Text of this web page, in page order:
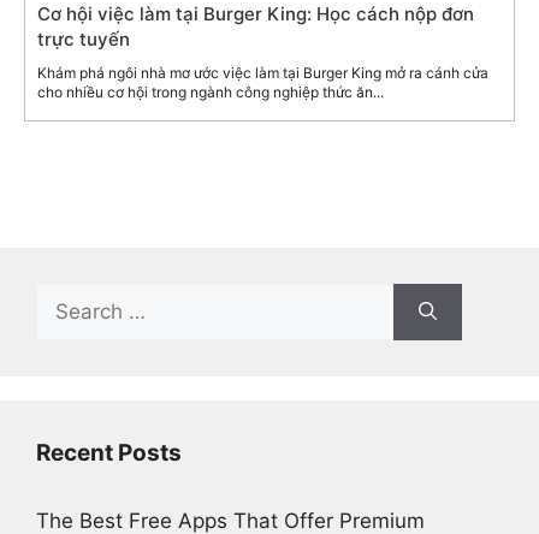
Cơ hội việc làm tại Burger King: Học cách nộp đơn
trực tuyến
Khám phá ngôi nhà mơ ước việc làm tại Burger King mở ra cánh cửa
cho nhiều cơ hội trong ngành công nghiệp thức ăn...
for:
Recent Posts
The Best Free Apps That Offer Premium